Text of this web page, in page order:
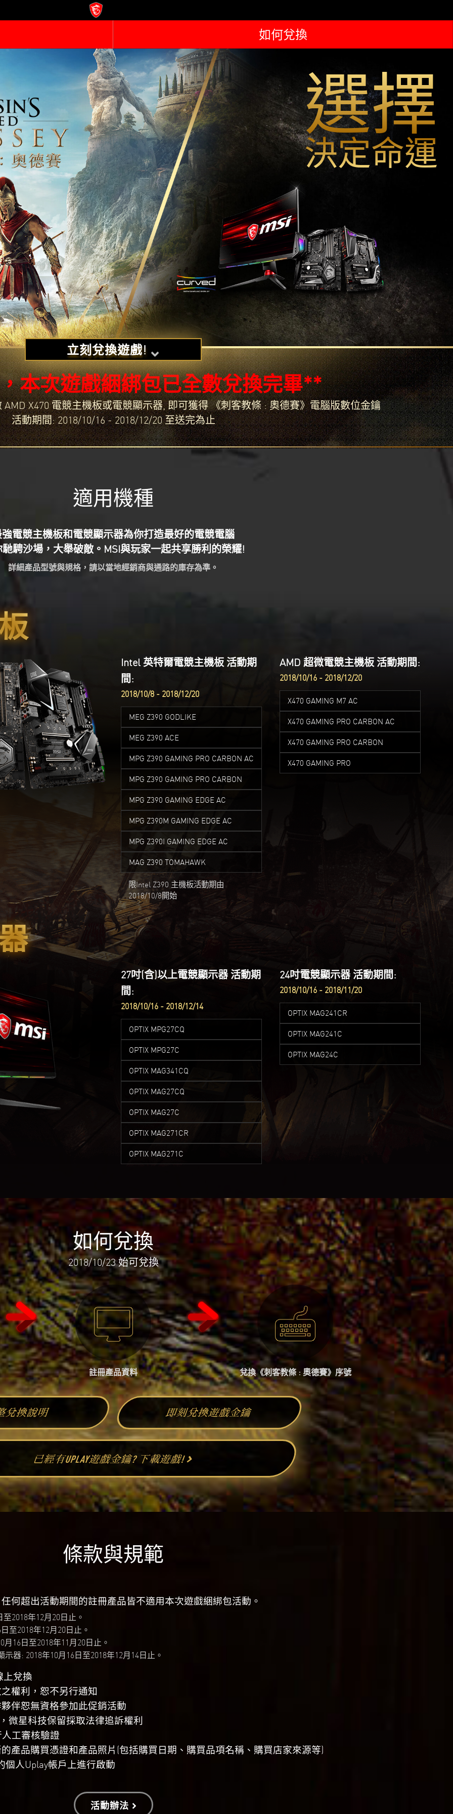
如何兌換
選擇
決定命運
立刻兌換遊戲!
本次遊戲綑綁包已全數兌換完畢**
X470 電競主機板或電競顯示器, 即可獲得 《刺客教條 : 奧德賽》電腦版數位金鑰
活動期間: 2018/10/16 - 2018/12/20 至送完為止
適用機種
電競主機板和電競顯示器為你打造最好的電競電腦
騁沙場，大舉破敵。MSI與玩家一起共享勝利的榮耀!
詳細產品型號與規格，請以當地經銷商與通路的庫存為準。
Intel 英特爾電競主機板 活動期
間:
2018/10/8 - 2018/12/20
MEG Z390 GODLIKE
MEG Z390 ACE
MPG Z390 GAMING PRO CARBON AC
MPG Z390 GAMING PRO CARBON
MPG Z390 GAMING EDGE AC
MPG Z390M GAMING EDGE AC
MPG Z390I GAMING EDGE AC
MAG Z390 TOMAHAWK
限Intel Z390 主機板活動期由
2018/10/8開始
AMD 超微電競主機板 活動期間:
2018/10/16 - 2018/12/20
X470 GAMING M7 AC
X470 GAMING PRO CARBON AC
X470 GAMING PRO CARBON
X470 GAMING PRO
27吋(含)以上電競顯示器 活動期
間:
2018/10/16 - 2018/12/14
OPTIX MPG27CQ
OPTIX MPG27C
OPTIX MAG341CQ
OPTIX MAG27CQ
OPTIX MAG27C
OPTIX MAG271CR
OPTIX MAG271C
24吋電競顯示器 活動期間:
2018/10/16 - 2018/11/20
OPTIX MAG241CR
OPTIX MAG241C
OPTIX MAG24C
如何兌換
2018/10/23 始可兌換
註冊產品資料 兌換《刺客教條 : 奧德賽》序號
兌換說明 即刻兌換遊戲金鑰
已經有UPLAY遊戲金鑰? 下載遊戲!
條款與規範
何超出活動期間的註冊產品皆不適用本次遊戲綑綁包活動。
2018年12月20日止。
至2018年12月20日止。
月16日至2018年11月20日止。
示器: 2018年10月16日至2018年12月14日止。
上兌換
權利，恕不另行通知
伴恕無資格參加此促銷活動
微星科技保留採取法律追訴權利
工審核驗證
產品購買憑證和產品照片(包括購買日期、購買品項名稱、購買店家來源等)
個人Uplay帳戶上進行啟動
活動辦法